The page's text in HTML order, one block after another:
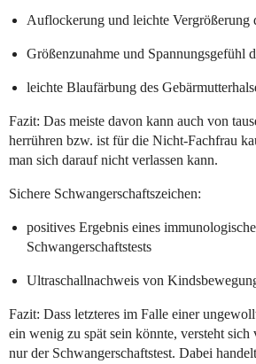
Auflockerung und leichte Vergrößerung
Größenzunahme und Spannungsgefühl
leichte Blaufärbung des
Fazit: Das meiste davon kann auch von
herrühren bzw. ist für die Nicht-Fachfrau
man sich darauf nicht verlassen kann.
Sichere Schwangerschaftszeichen:
positives Ergebnis eines
Schwangerschaftstests
Ultraschallnachweis von
Fazit: Dass letzteres im Falle einer
ein wenig zu spät sein könnte, versteht
nur der Schwangerschaftstest. Dabei